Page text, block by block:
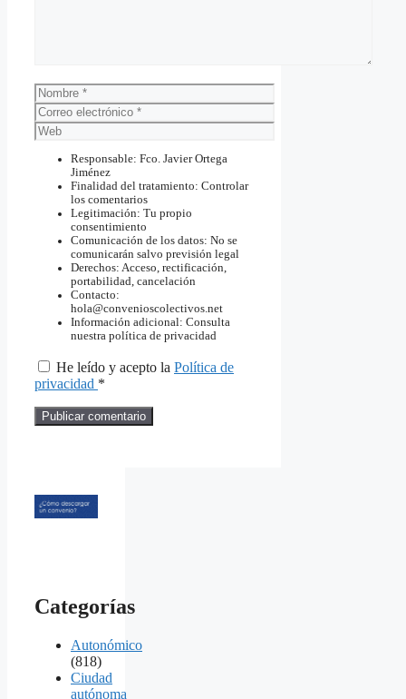
Nombre
Correo
electrónico
Web
Responsable: Fco. Javier Ortega
Jiménez
Finalidad del tratamiento: Controlar
los comentarios
Legitimación: Tu propio
consentimiento
Comunicación de los datos: No se
comunicarán salvo previsión legal
Derechos: Acceso, rectificación,
portabilidad, cancelación
Contacto:
hola@convenioscolectivos.net
Información adicional: Consulta
nuestra política de privacidad
He leído y acepto la Política de
privacidad *
Categorías
Autonómico
(818)
Ciudad
autónoma